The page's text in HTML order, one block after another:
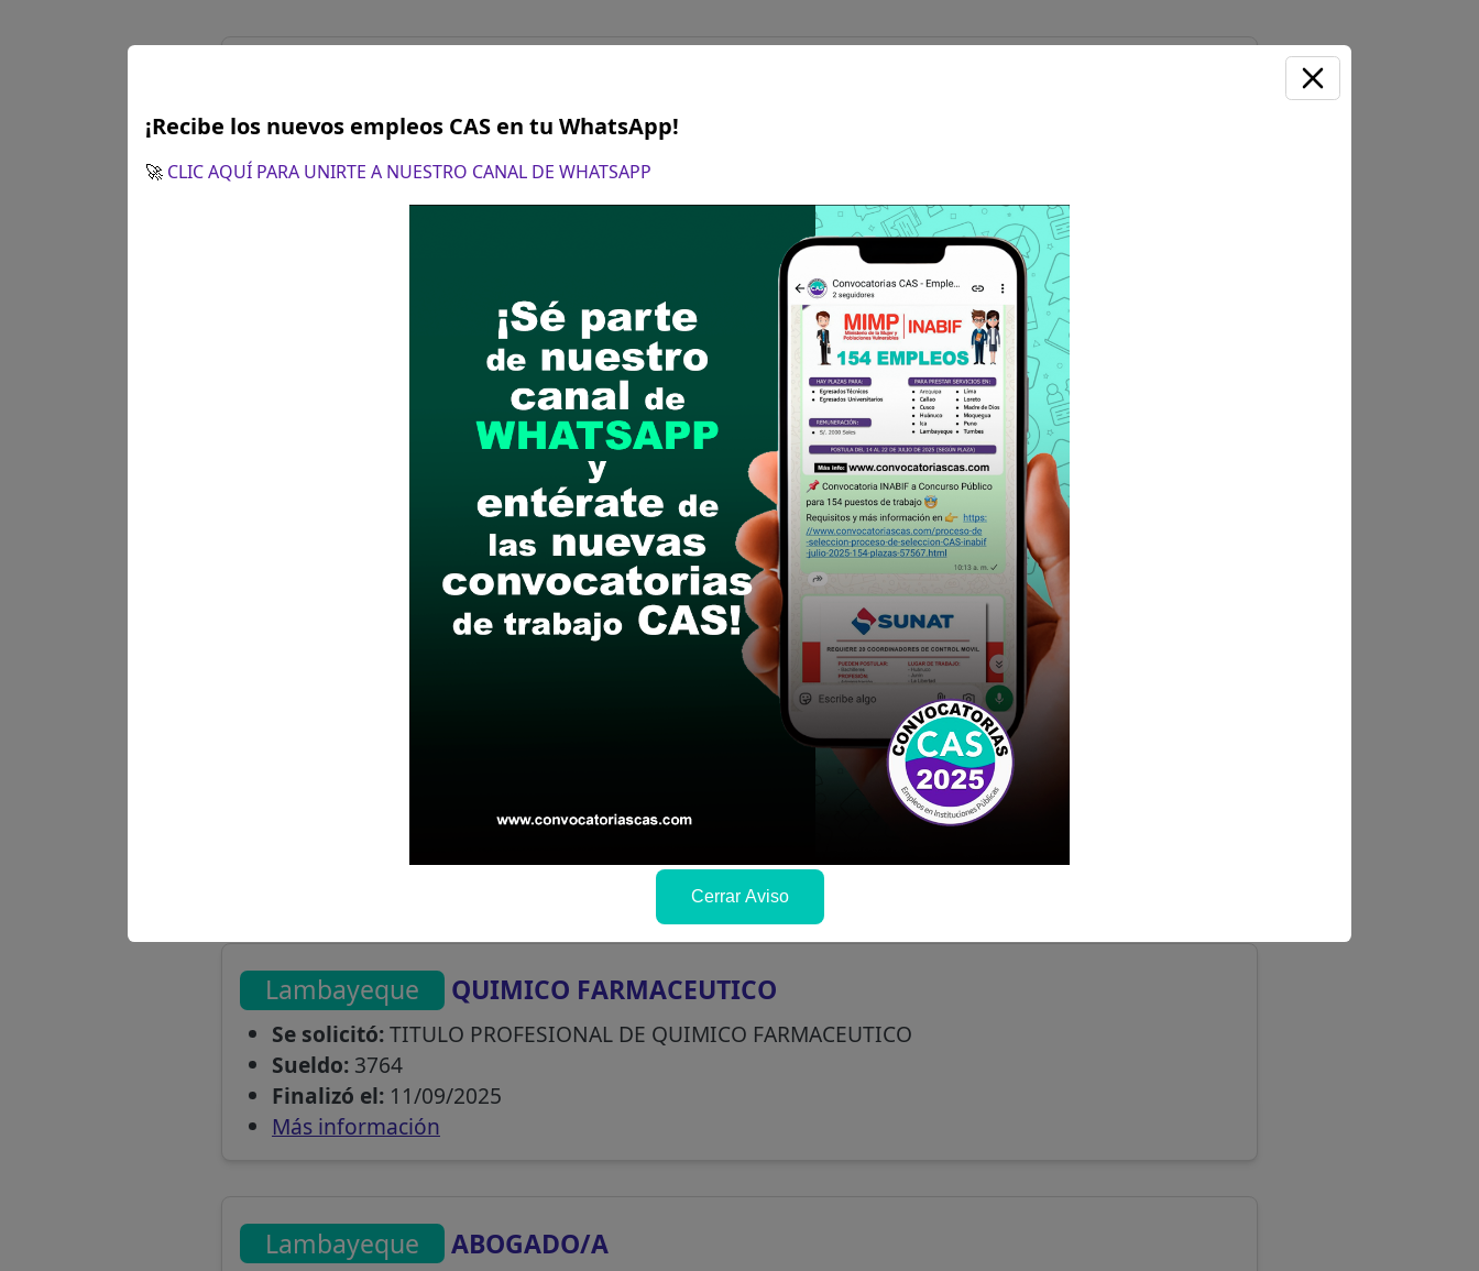
Se solicitó:Técnico en Enfermería o Acreditar Experiencia en el manejo de ambulancias no
menor de (03) tres años.
Sueldo:2064
TECNOLOGO MEDICO EN TERAPIA OCUPACIONAL
LICENCIADO(A) TECNOLOGO MEDICO EN TERAPIA OCUPACIONAL
Lambayeque QUIMICO FARMACEUTICO
Se solicitó:TITULO PROFESIONAL DE QUIMICO FARMACEUTICO
Sueldo:3764
Finalizó el:11/09/2025
Más información
Lambayeque ABOGADO/A
¡Recibe los nuevos empleos CAS en tu WhatsApp!
🚀 CLIC AQUÍ PARA UNIRTE A NUESTRO CANAL DE WHATSAPP
Cerrar Aviso